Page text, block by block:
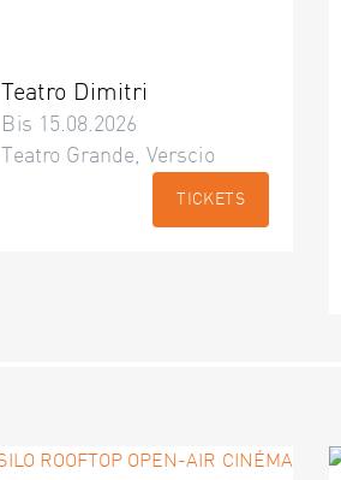
Teatro Dimitri
Bis 15.08.2026
Teatro Grande, Verscio
TICKETS